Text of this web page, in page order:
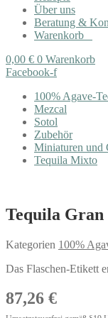
Über uns
Beratung &
Warenkorb
0,00 € 0 Warenkorb
Facebook-f
100% Agave-
Mezcal
Sotol
Zubehör
Miniaturen und
Tequila Mixto
Tequila Gran
Kategorien 100%
Das Flaschen-Etikett
87,26 €